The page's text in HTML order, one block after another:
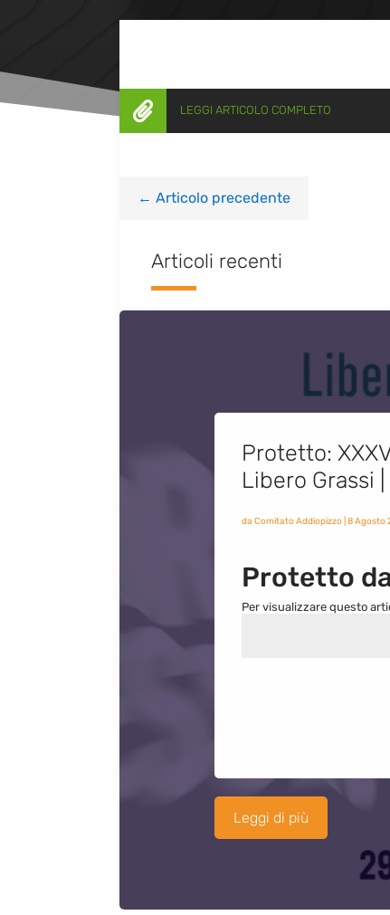
 LEGGI ARTICOLO COMPLETO
← Articolo precedente
Articoli recenti
Protetto:
Libero Grassi
da Comitato Addiopizzo| 8 Agosto
Protetto
Per visualizzare questo
Leggi di più